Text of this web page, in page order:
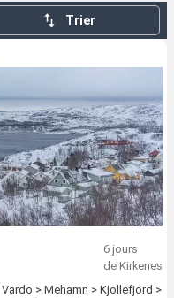
Trier
6 jours
de Kirkenes
> Mehamn > Kjollefjord >